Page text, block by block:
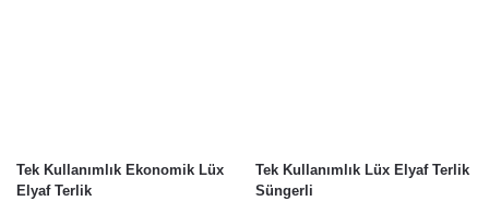
Tek Kullanımlık Ekonomik Lüx
Elyaf Terlik
Tek Kullanımlık Lüx Elyaf Terlik
Süngerli